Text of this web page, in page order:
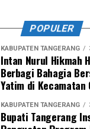
POPULER
KABUPATEN TANGERANG
Intan Nurul Hikmah
Berbagi Bahagia
Yatim di Kecamatan
KABUPATEN TANGERANG
Bupati Tangerang